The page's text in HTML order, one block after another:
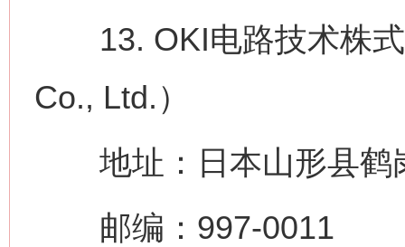
13. OKI电路技术株式
Co., Ltd.）
地址：日本山形县鹤
邮编：997-0011